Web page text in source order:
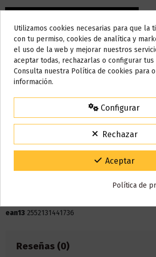
Detalles del producto
Bote 120 ml
60% VG /
ean13 2552131441736
Reseñas (0)
AVISO IMPORTANTE
Nos tomamos unos
Todos los pedidos realizados desde el
15% de descuento
Para agradecerte la espera durante estos
Código:VACACIONES15
Gracias por tu paciencia y por seguir confiando en
Utilizamos cookies necesarias para que la
con tu permiso, cookies de analítica y
el uso de la web y mejorar nuestros
aceptar todas, rechazarlas o configurar
Consulta nuestra Política de cookies para
información.
Configurar
Rechazar
Aceptar
Política de